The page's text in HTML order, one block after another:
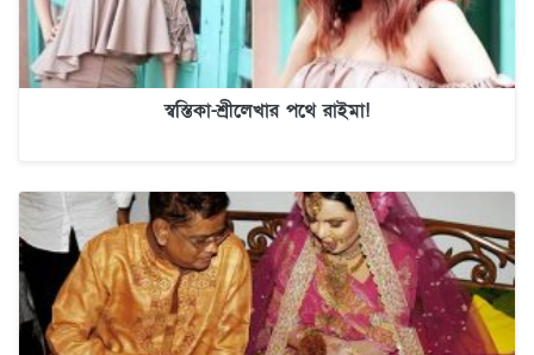
স্বস্তিকা-শ্রীলেখার পথে রাইমা!